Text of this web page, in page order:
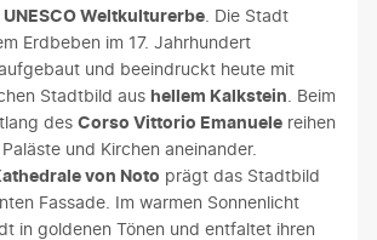
UNESCO Weltkulturerbe . Die Stadt
Erdbeben im 17. Jahrhundert
und beeindruckt heute mit
Stadtbild aus hellem Kalkstein . Beim
des Corso Vittorio Emanuele reihen
und Kirchen aneinander.
von Noto prägt das Stadtbild
Fassade. Im warmen Sonnenlicht
in goldenen Tönen und entfaltet ihren